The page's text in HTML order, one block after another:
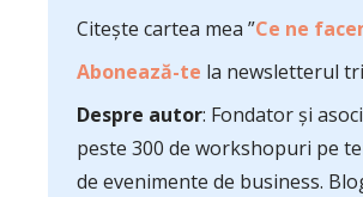
Citește cartea mea ”Ce ne
Abonează-te la newsletterul
Despre autor: Fondator și
peste 300 de workshopuri pe
de evenimente de business.